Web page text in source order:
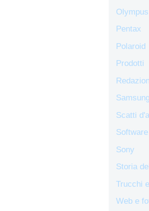
Olympus
Pentax
Polaroid
Prodotti
Samsung
Scatti
Software
Sony
Storia
Trucchi
Web e